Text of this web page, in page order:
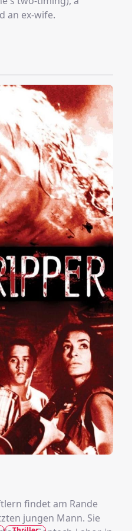
an ex-wife.
findet am Rande
jungen Mann. Sie